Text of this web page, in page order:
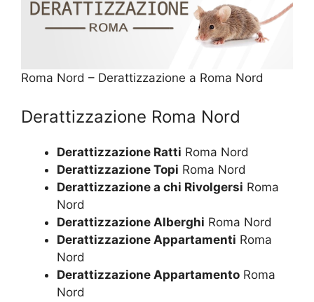
Roma Nord – Derattizzazione a Roma Nord
Derattizzazione Roma Nord
Derattizzazione Ratti Roma Nord
Derattizzazione Topi Roma Nord
Derattizzazione a chi Rivolgersi Roma
Nord
Derattizzazione Alberghi Roma Nord
Derattizzazione Appartamenti Roma
Nord
Derattizzazione Appartamento Roma
Nord